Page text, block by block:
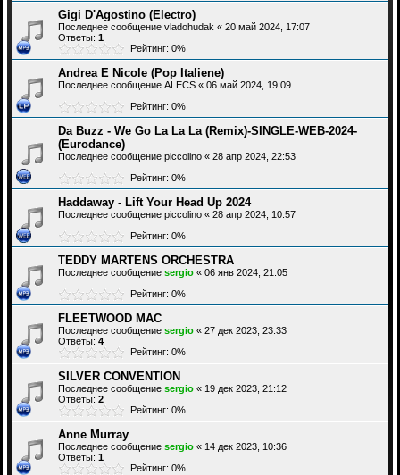
Gigi D'Agostino (Electro)
Последнее сообщение vladohudak « 20 май 2024, 17:07
Ответы: 1
Рейтинг: 0%
Andrea E Nicole (Pop Italiene)
Последнее сообщение ALECS « 06 май 2024, 19:09
Рейтинг: 0%
Da Buzz - We Go La La La (Remix)-SINGLE-WEB-2024-
(Eurodance)
Последнее сообщение piccolino « 28 апр 2024, 22:53
Рейтинг: 0%
Haddaway - Lift Your Head Up 2024
Последнее сообщение piccolino « 28 апр 2024, 10:57
Рейтинг: 0%
TEDDY MARTENS ORCHESTRA
Последнее сообщение sergio « 06 янв 2024, 21:05
Рейтинг: 0%
FLEETWOOD MAC
Последнее сообщение sergio « 27 дек 2023, 23:33
Ответы: 4
Рейтинг: 0%
SILVER CONVENTION
Последнее сообщение sergio « 19 дек 2023, 21:12
Ответы: 2
Рейтинг: 0%
Anne Murray
Последнее сообщение sergio « 14 дек 2023, 10:36
Ответы: 1
Рейтинг: 0%